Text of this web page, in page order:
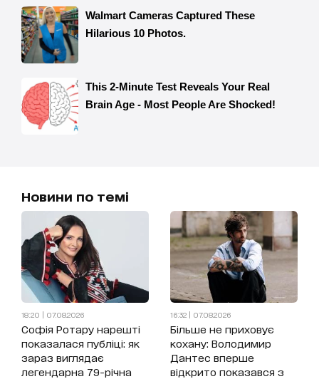
Новини по темі
18:20 | 07.08.2026
Софія Ротару нарешті
показалася публіці: як
зараз виглядає
легендарна 79-річна
16:32 | 07.08.2026
Більше не приховує
кохану: Володимир
Дантес вперше
відкрито показався з